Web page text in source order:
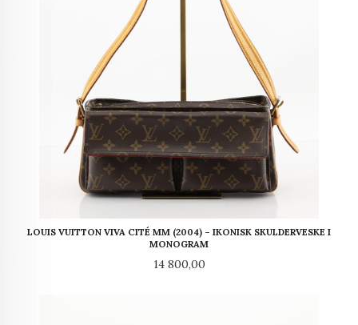
LOUIS VUITTON VIVA CITÉ MM (2004) – IKONISK SKULDERVESKE I
MONOGRAM
Pris
14 800,00